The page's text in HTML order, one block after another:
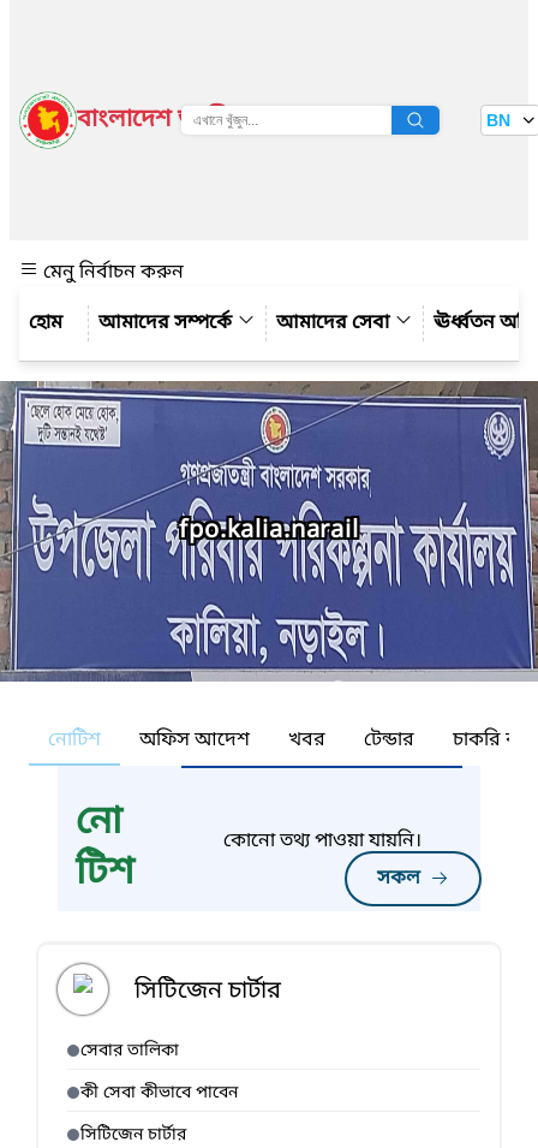
বাংলাদেশ জাতীয় তথ্য বাতায়ন BN
মেনু নির্বাচন করুন
আমাদের সম্পর্কে
আমাদের সেবা ঊর্ধ্বতন
fpo.kalia.narail
নোটিশ অফিস আদেশ খবর টেন্ডার চাকরি
নো
টিশ
সকল
কোনো তথ্য পাওয়া যায়নি।
সিটিজেন চার্টার
সেবার তালিকা
কী সেবা কীভাবে পাবেন
সিটিজেন চার্টার